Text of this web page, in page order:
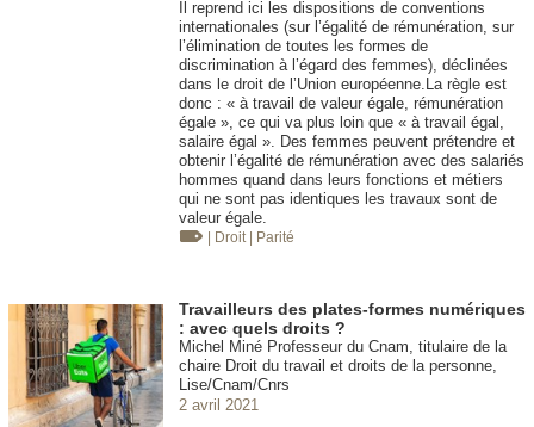
Il reprend ici les dispositions de conventions
internationales (sur l’égalité de rémunération, sur
l’élimination de toutes les formes de
discrimination à l’égard des femmes), déclinées
dans le droit de l’Union européenne.La règle est
donc : « à travail de valeur égale, rémunération
égale », ce qui va plus loin que « à travail égal,
salaire égal ». Des femmes peuvent prétendre et
obtenir l’égalité de rémunération avec des salariés
hommes quand dans leurs fonctions et métiers
qui ne sont pas identiques les travaux sont de
valeur égale.
| Droit | Parité
Travailleurs des plates-formes numériques
: avec quels droits ?
Michel Miné Professeur du Cnam, titulaire de la
chaire Droit du travail et droits de la personne,
Lise/Cnam/Cnrs
2 avril 2021